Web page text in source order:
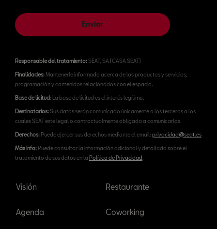
Enviar
Responsable del tratamiento:SEAT, SA (CASA SEAT)
Finalidades:Mantenerle informado acerca de los productos y servicios,
programación y contenidos relacionados con el espacio.
Base de licitud: La base de licitud es el interés legítimo.
Destinatarios:Sus datos serán comunicado únicamente a los terceros a los
cuales SEAT esté legal o contractualmente obligada a comunicarlos.
Derechos: Puede ejercer sus derechos mediante el email: privacidad@seat.es
Más Info: Puede consultar la información adicional y detallada sobre el
tratamiento de sus datos en la Política de Privacidad.
Visión
Agenda
Restaurante
Coworking